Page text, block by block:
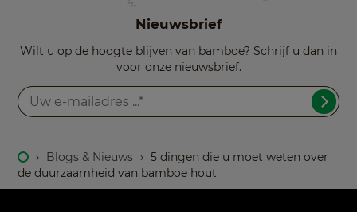
Nieuwsbrief
Wilt u op de hoogte blijven van bamboe? Schrijf u dan in
voor onze nieuwsbrief.
› Blogs & Nieuws › 5 dingen die u moet weten over
de duurzaamheid van bamboe hout